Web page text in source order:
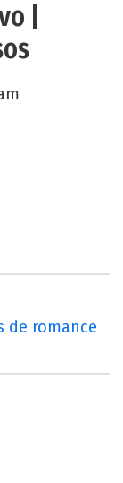
|
de romance